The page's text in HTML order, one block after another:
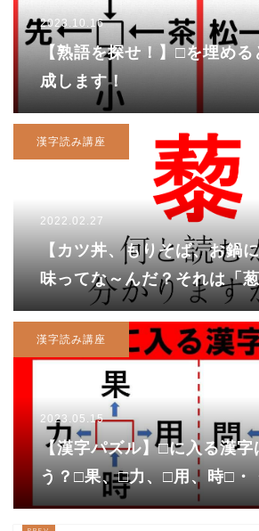
2023.10.16
【熟語を探せ！】□を埋め
成します！
漢字読み講座
2022.02.27
【カツ丼、もりそば、お鍋
味ってな～んだ？それは「
「藜」という漢字、あなた
か？
漢字読み講座
2023.05.15
【漢字パズル】□に入る漢字
う？□果、□力、□用、時□・